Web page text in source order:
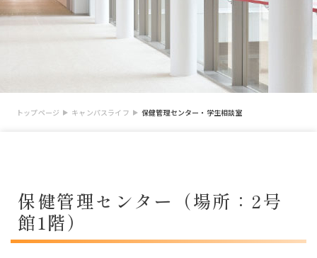
トップページ キャンパスライフ 保健管理センター・学生相談室
保健管理センター（場所：2号
館1階）